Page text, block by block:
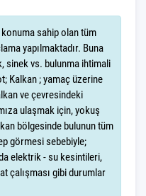
içerisinde yer alır.
gün boyu doğanın taptaze
arınacaksınız.
sahiptir. 2 yatak
geniş ve konforlu bir
dekorasyonla donatılmış
rahatlığını aratmayacak.
bir arada yaşamak
balayı çiftleri için romantik
sahip olan tüm
yapılmaktadır. Buna
sinek vs. bulunma ihtimali
Kalkan ; yamaç üzerine
ve çevresindeki
ulaşmak için, yokuş
bölgesinde bulunun tüm
görmesi sebebiyle;
elektrik - su kesintileri,
çalışması gibi durumlar